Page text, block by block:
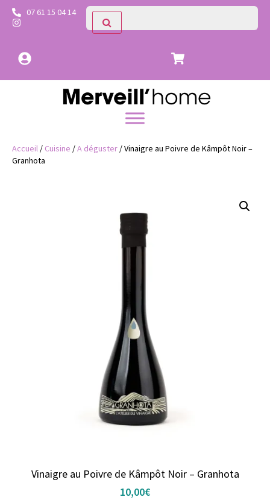
07 61 15 04 14
Accueil / Cuisine /A déguster / Vinaigre au Poivre de Kâmpôt Noir –
Granhota
Vinaigre au Poivre de Kâmpôt Noir – Granhota
10,00€